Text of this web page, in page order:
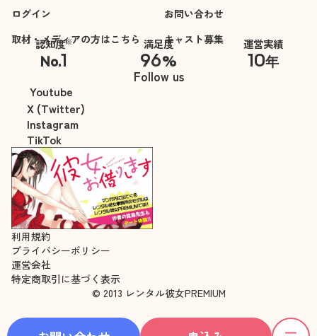
ログイン
お問い合わせ
取材・メディアの方はこちら
キャスト募集
認知度※
No.1
※自社調べ
満足度
96%
運営実績
10年
Follow us
Youtube
X (Twitter)
Instagram
TikTok
利用規約
プライバシーポリシー
運営会社
特定商取引に基づく表示
© 2013 レンタル彼女PREMIUM